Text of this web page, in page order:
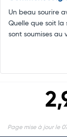
Un beau sourire
Quelle que soit la
sont soumises au
Page mise à jour le